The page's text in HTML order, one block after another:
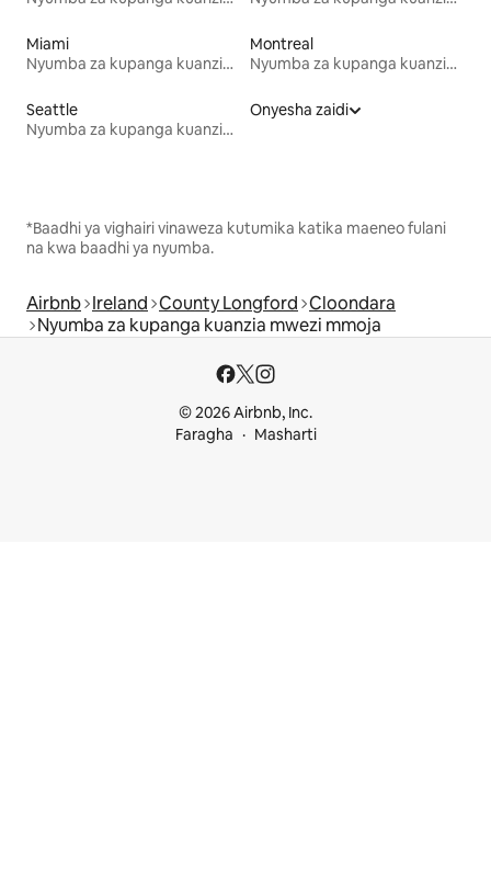
Miami
Nyumba za kupanga kuanzia mwezi mmoja
Montreal
Nyumba za kupanga kuanzia mwezi mmoja
Seattle
Nyumba za kupanga kuanzia mwezi mmoja
Onyesha zaidi
*Baadhi ya vighairi vinaweza kutumika katika maeneo fulani
na kwa baadhi ya nyumba.
Airbnb Ireland County Longford Cloondara
Nyumba za kupanga kuanzia mwezi mmoja
© 2026 Airbnb, Inc.
Faragha
Masharti